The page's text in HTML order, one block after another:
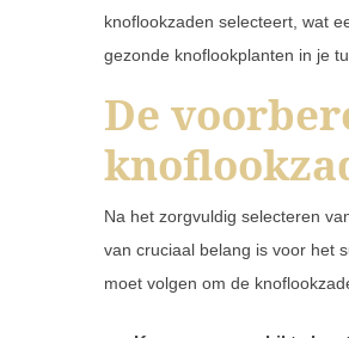
knoflookzaden selecteert, wat
gezonde knoflookplanten in je
De
Na het zorgvuldig selecteren
van cruciaal belang is voor het
moet volgen om de